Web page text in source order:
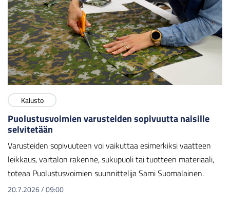
Kalusto
Puolustusvoimien varusteiden sopivuutta naisille
selvitetään
Varusteiden sopivuuteen voi vaikuttaa esimerkiksi vaatteen
leikkaus, vartalon rakenne, sukupuoli tai tuotteen materiaali,
toteaa Puolustusvoimien suunnittelija Sami Suomalainen.
20.7.2026/09:00